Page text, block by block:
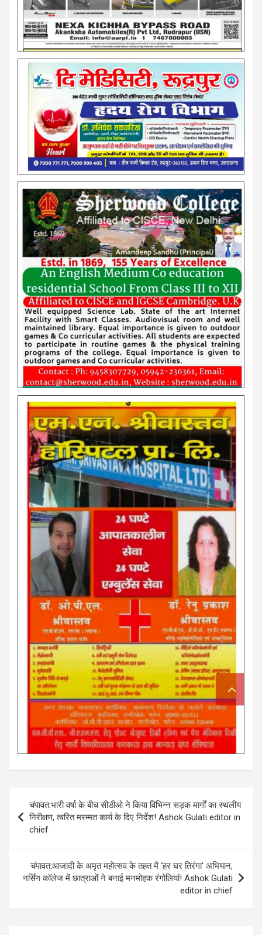
Post
navigation
चंपावत:भारी वर्षा के बीच सीडीओ ने किया विभिन्न सड़क मार्गों का स्थलीय
निरीक्षण, त्वरित मरम्मत कार्य के दिए निर्देश! Ashok Gulati editor in
chief
चंपावत:आजादी के अमृत महोत्सव के तहत में ‘हर घर तिरंगा’ अभियान,
नर्सिंग कॉलेज में छात्राओं ने बनाई मनमोहक रंगोलियां! Ashok Gulati
editor in chief